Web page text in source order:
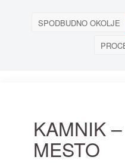
SPODBUDNO OKOLJE
KAMNIK
MESTO